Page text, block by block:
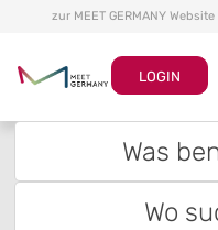
zur MEET GERMANY Website
LOGIN
Was
Wo